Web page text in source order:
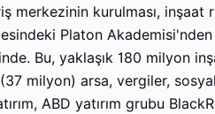
merkezinin kurulması, inşaat
Platon
Bu, yaklaşık 180 milyon
milyon) arsa, vergiler,
ABD yatırım grubu